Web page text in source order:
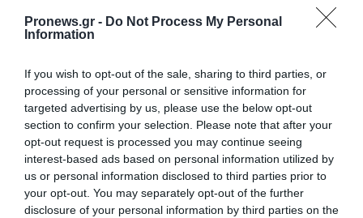
Pronews.gr - Do Not Process My Personal
Information
If you wish to opt-out of the sale, sharing to third parties, or
processing of your personal or sensitive information for
targeted advertising by us, please use the below opt-out
section to confirm your selection. Please note that after your
opt-out request is processed you may continue seeing
interest-based ads based on personal information utilized by
us or personal information disclosed to third parties prior to
your opt-out. You may separately opt-out of the further
disclosure of your personal information by third parties on the
05.08.2026 | 06:30